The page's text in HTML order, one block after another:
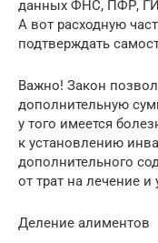
данных ФНС, ПФР,
А вот расходную
подтверждать
Важно! Закон
дополнительную
у того имеется
к установлению
дополнительного
от трат на лечение и
Деление алиментов